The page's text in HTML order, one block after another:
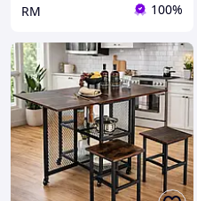
RM 100%